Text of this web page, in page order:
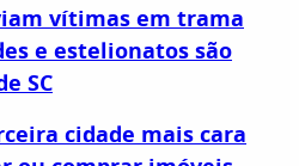
vítimas em trama
e estelionatos são
SC
cidade mais cara